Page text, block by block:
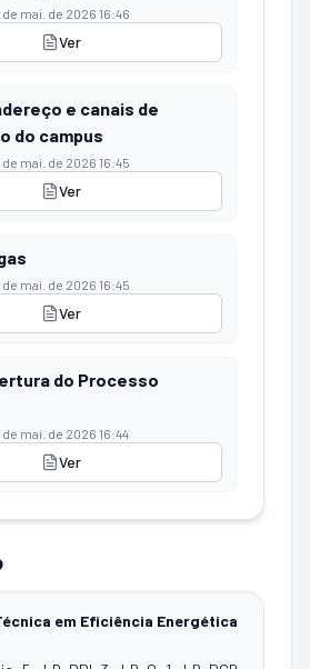
de mai. de 2026 16:46
Ver
e canais de
do campus
de mai. de 2026 16:45
Ver
de mai. de 2026 16:45
Ver
do Processo
de mai. de 2026 16:44
Ver
em Eficiência Energética